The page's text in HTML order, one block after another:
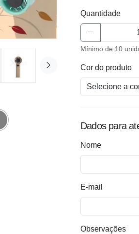
Quantidade
Mínimo de 10
Cor do produto
Dados para
Nome
E-mail
Observações